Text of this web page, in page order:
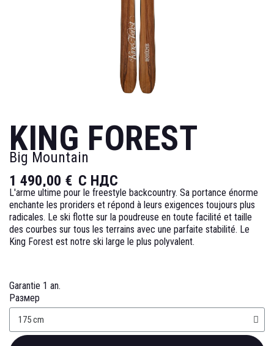
KING FOREST
Big Mountain
1 490,00 € С НДС
L'arme ultime pour le freestyle backcountry. Sa portance énorme
enchante les proriders et répond à leurs exigences toujours plus
radicales. Le ski flotte sur la poudreuse en toute facilité et taille
des courbes sur tous les terrains avec une parfaite stabilité. Le
King Forest est notre ski large le plus polyvalent.
Garantie 1 an.
Размер